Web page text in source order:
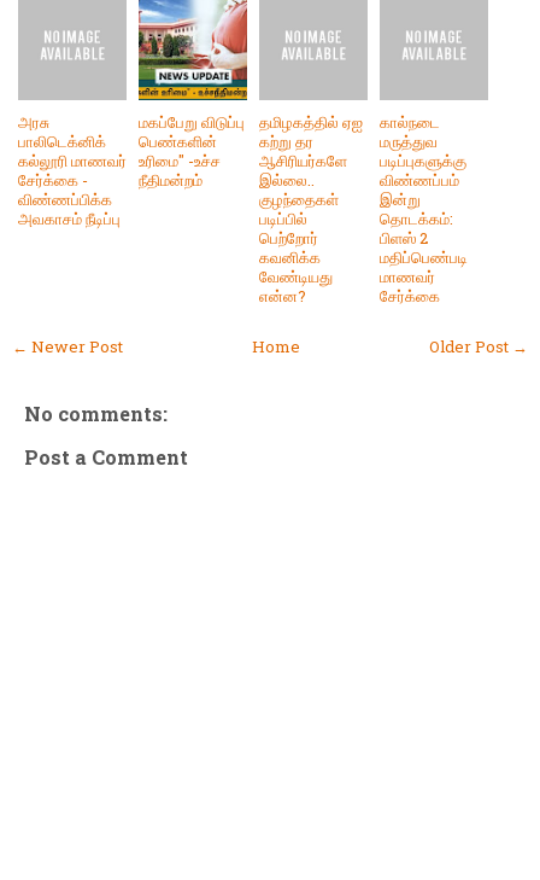
அரசு
பாலிடெக்னிக்
கல்லூரி மாணவர்
சேர்க்கை -
விண்ணப்பிக்க
அவகாசம் நீடிப்பு
மகப்பேறு விடுப்பு
பெண்களின்
உரிமை" -உச்ச
நீதிமன்றம்
தமிழகத்தில் ஏஐ
கற்று தர
ஆசிரியர்களே
இல்லை..
குழந்தைகள்
படிப்பில்
பெற்றோர்
கவனிக்க
வேண்டியது
என்ன?
கால்நடை
மருத்துவ
படிப்புகளுக்கு
விண்ணப்பம்
இன்று
தொடக்கம்:
பிளஸ் 2
மதிப்பெண்படி
மாணவர்
சேர்க்கை
← Newer Post Older Post →
Home
No comments:
Post a Comment